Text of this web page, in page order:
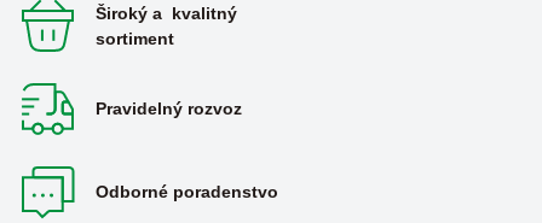
Široký a kvalitný
sortiment
Pravidelný rozvoz
Odborné poradenstvo